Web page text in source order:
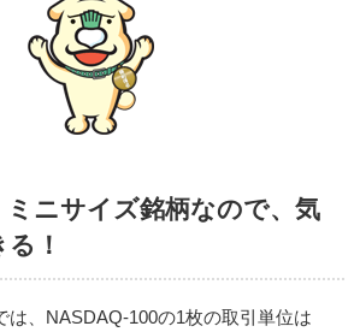
ニサイズ銘柄なので、気
！
は、NASDAQ-100の1枚の取引単位は